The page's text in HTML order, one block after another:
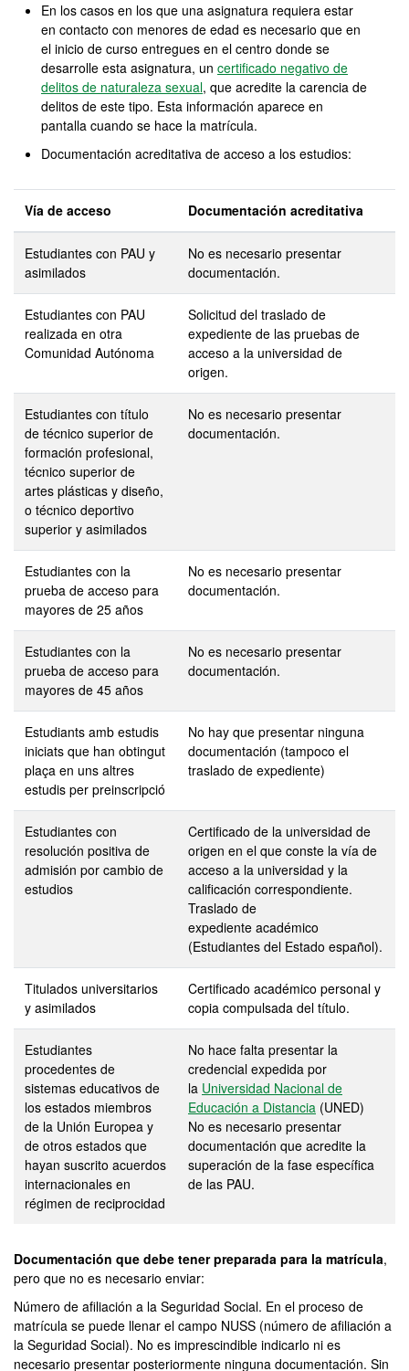
En los casos en los que una asignatura requiera estar
en contacto con menores de edad es necesario que en
el inicio de curso entregues en el centro donde se
desarrolle esta asignatura, un certificado negativo de
delitos de naturaleza sexual, que acredite la carencia de
delitos de este tipo. Esta información aparece en
pantalla cuando se hace la matrícula.
Documentación acreditativa de acceso a los estudios:
Vía de acceso Documentación acreditativa
Estudiantes con PAU y
asimilados
No es necesario presentar
documentación.
Estudiantes con PAU
realizada en otra
Comunidad Autónoma
Solicitud del traslado de
expediente de las pruebas de
acceso a la universidad de
origen.
Estudiantes con título
de técnico superior de
formación profesional,
técnico superior de
artes plásticas y diseño,
o técnico deportivo
superior y asimilados
No es necesario presentar
documentación.
Estudiantes con la
prueba de acceso para
mayores de 25 años
No es necesario presentar
documentación.
Estudiantes con la
prueba de acceso para
mayores de 45 años
No es necesario presentar
documentación.
Estudiants amb estudis
iniciats que han obtingut
plaça en uns altres
estudis per preinscripció
No hay que presentar ninguna
documentación (tampoco el
traslado de expediente)
Estudiantes con
resolución positiva de
admisión por cambio de
estudios
Certificado de la universidad de
origen en el que conste la vía de
acceso a la universidad y la
calificación correspondiente.
Traslado de
expediente académico
(Estudiantes del Estado español).
Titulados universitarios
y asimilados
Certificado académico personal y
copia compulsada del título.
Estudiantes
procedentes de
sistemas educativos de
los estados miembros
de la Unión Europea y
de otros estados que
hayan suscrito acuerdos
internacionales en
régimen de reciprocidad
No hace falta presentar la
credencial expedida por
la Universidad Nacional de
Educación a Distancia (UNED)
No es necesario presentar
documentación que acredite la
superación de la fase específica
de las PAU.
Documentación que debe tener preparada para la matrícula,
pero que no es necesario enviar:
Número de afiliación a la Seguridad Social. En el proceso de
matrícula se puede llenar el campo NUSS (número de afiliación a
la Seguridad Social). No es imprescindible indicarlo ni es
necesario presentar posteriormente ninguna documentación. Sin